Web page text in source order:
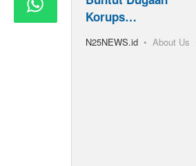
Korups…
N25NEWS.id About Us